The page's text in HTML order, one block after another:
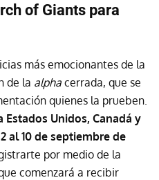
of Giants para
más emocionantes de la
de la alpha cerrada, que se
quienes la prueben.
Unidos, Canadá y
al 10 de septiembre de
por medio de la
comenzará a recibir